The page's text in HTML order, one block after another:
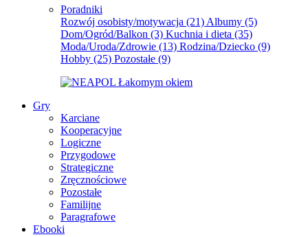
Poradniki
Rozwój osobisty/motywacja (21) Albumy (5)
Dom/Ogród/Balkon (3) Kuchnia i dieta (35)
Moda/Uroda/Zdrowie (13) Rodzina/Dziecko (9)
Hobby (25) Pozostałe (9)
Gry
Karciane
Kooperacyjne
Logiczne
Przygodowe
Strategiczne
Zręcznościowe
Pozostałe
Familijne
Paragrafowe
Ebooki